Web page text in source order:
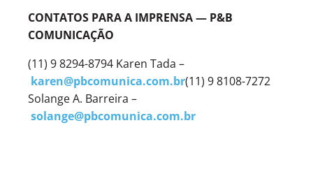
CONTATOS PARA A IMPRENSA — P&B
COMUNICAÇÃO
(11) 9 8294-8794 Karen Tada –
karen@pbcomunica.com.br(11) 9 8108-7272
Solange A. Barreira –
solange@pbcomunica.com.br